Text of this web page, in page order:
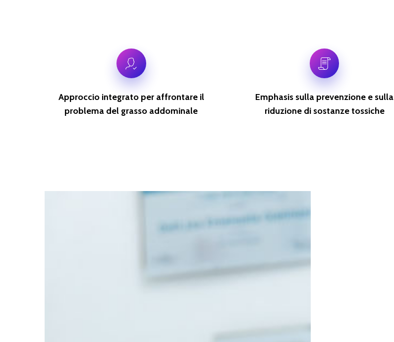
Approccio integrato per affrontare il
problema del grasso addominale
Emphasis sulla prevenzione e sulla
riduzione di sostanze tossiche